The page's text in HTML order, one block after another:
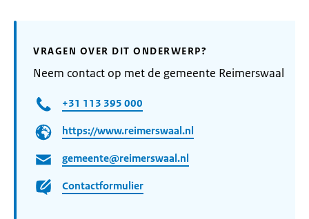
VRAGEN OVER DIT ONDERWERP?
Neem contact op met de gemeente Reimerswaal
+31 113 395 000
https://www.reimerswaal.nl
gemeente@reimerswaal.nl
Contactformulier